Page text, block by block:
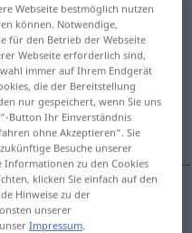
antippen)
Webseite bestmöglich nutzen
können. Notwendige,
für den Betrieb der Webseite
Webseite erforderlich sind,
immer auf Ihrem Endgerät
die der Bereitstellung
nur gespeichert, wenn Sie uns
Button Ihr Einverständnis
ohne Akzeptieren“. Sie
Besuche unserer
Informationen zu den Cookies
klicken Sie einfach auf den
Hinweise zu der
unserer
Impressum.